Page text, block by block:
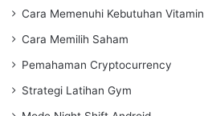
Cara Memenuhi Kebutuhan Vitamin
Cara Memilih Saham
Pemahaman Cryptocurrency
Strategi Latihan Gym